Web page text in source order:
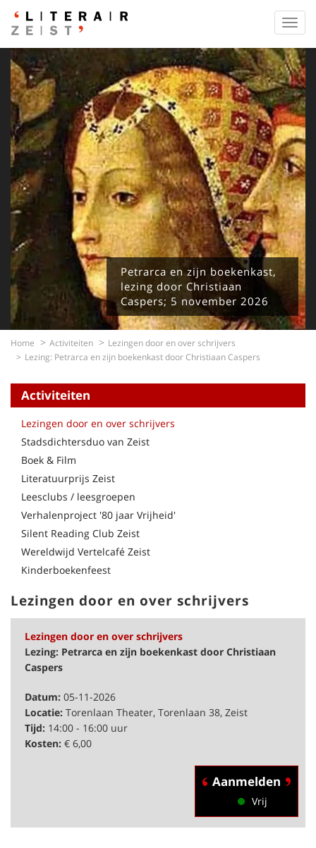
Petrarca en zijn boekenkast,
lezing door Christiaan
Caspers; 5 november 2026
Home Activiteiten
Lezingen door en over schrijvers
Lezing: Petrarca en zijn boekenkast door Christiaan Caspers
Activiteiten
Lezingen door en over schrijvers
Stadsdichtersduo van Zeist
Boek & Film
Literatuurprijs Zeist
Leesclubs / leesgroepen
Verhalenproject '80 jaar Vrijheid'
Silent Reading Club Zeist
Wereldwijd Vertelcafé Zeist
Kinderboekenfeest
Lezingen door en over schrijvers
Lezingen door en over schrijvers
Lezing: Petrarca en zijn boekenkast door Christiaan
Caspers
Datum: 05-11-2026
Locatie: Torenlaan Theater, Torenlaan 38, Zeist
Tijd: 14:00 - 16:00 uur
Kosten: € 6,00
Aanmelden
Vrij